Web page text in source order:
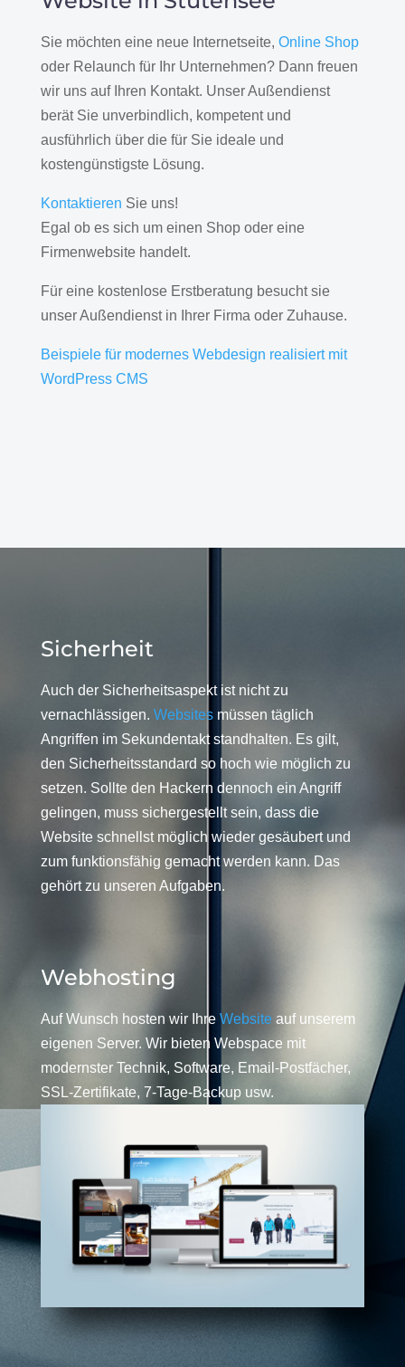
Sie möchten eine neue Internetseite, Online Shop
oder Relaunch für Ihr Unternehmen? Dann freuen
wir uns auf Ihren Kontakt. Unser Außendienst
berät Sie unverbindlich, kompetent und
ausführlich über die für Sie ideale und
kostengünstigste Lösung.
Kontaktieren Sie uns!
Egal ob es sich um einen Shop oder eine
Firmenwebsite handelt.
Für eine kostenlose Erstberatung besucht sie
unser Außendienst in Ihrer Firma oder Zuhause.
Beispiele für modernes Webdesign realisiert mit
WordPress CMS
Sicherheit
Auch der Sicherheitsaspekt ist nicht zu
vernachlässigen. Websitesmüssen täglich
Angriffen im Sekundentakt standhalten. Es gilt,
den Sicherheitsstandard so hoch wie möglich zu
setzen. Sollte den Hackern dennoch ein Angriff
gelingen, muss sichergestellt sein, dass die
Website schnellst möglich wieder gesäubert und
zum funktionsfähig gemacht werden kann. Das
gehört zu unseren Aufgaben.
Webhosting
Auf Wunsch hosten wir Ihre Website auf unserem
eigenen Server. Wir bieten Webspace mit
modernster Technik, Software, Email-Postfächer,
SSL-Zertifikate, 7-Tage-Backup usw.